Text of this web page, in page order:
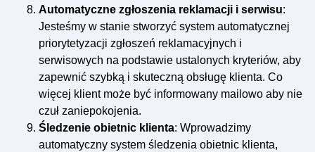
Automatyczne zgłoszenia reklamacji i serwisu:
Jesteśmy w stanie stworzyć system automatycznej
priorytetyzacji zgłoszeń reklamacyjnych i
serwisowych na podstawie ustalonych kryteriów, aby
zapewnić szybką i skuteczną obsługę klienta. Co
więcej klient może być informowany mailowo aby nie
czuł zaniepokojenia.
Śledzenie obietnic klienta: Wprowadzimy
automatyczny system śledzenia obietnic klienta,